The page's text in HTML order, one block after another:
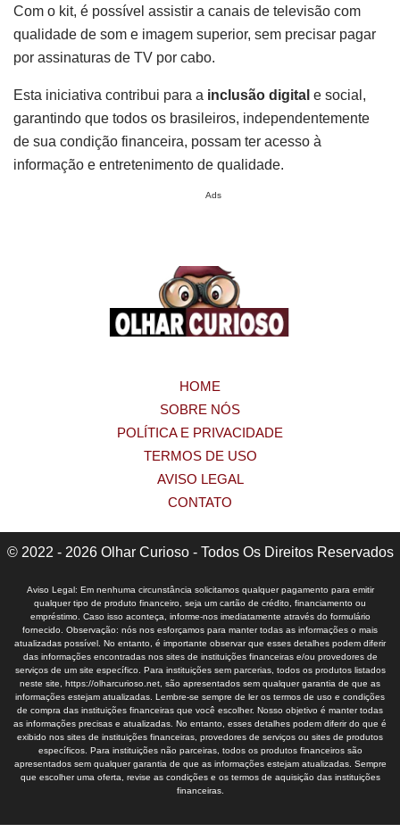
Com o kit, é possível assistir a canais de televisão com
qualidade de som e imagem superior, sem precisar pagar
por assinaturas de TV por cabo.
Esta iniciativa contribui para a inclusão digital e social,
garantindo que todos os brasileiros, independentemente
de sua condição financeira, possam ter acesso à
informação e entretenimento de qualidade.
Ads
HOME
SOBRE NÓS
POLÍTICA E PRIVACIDADE
TERMOS DE USO
AVISO LEGAL
CONTATO
© 2022 - 2026 Olhar Curioso - Todos Os Direitos Reservados
Aviso Legal: Em nenhuma circunstância solicitamos qualquer pagamento para emitir
qualquer tipo de produto financeiro, seja um cartão de crédito, financiamento ou
empréstimo. Caso isso aconteça, informe-nos imediatamente através do formulário
fornecido. Observação: nós nos esforçamos para manter todas as informações o mais
atualizadas possível. No entanto, é importante observar que esses detalhes podem diferir
das informações encontradas nos sites de instituições financeiras e/ou provedores de
serviços de um site específico. Para instituições sem parcerias, todos os produtos listados
neste site, https://olharcurioso.net, são apresentados sem qualquer garantia de que as
informações estejam atualizadas. Lembre-se sempre de ler os termos de uso e condições
de compra das instituições financeiras que você escolher. Nosso objetivo é manter todas
as informações precisas e atualizadas. No entanto, esses detalhes podem diferir do que é
exibido nos sites de instituições financeiras, provedores de serviços ou sites de produtos
específicos. Para instituições não parceiras, todos os produtos financeiros são
apresentados sem qualquer garantia de que as informações estejam atualizadas. Sempre
que escolher uma oferta, revise as condições e os termos de aquisição das instituições
financeiras.